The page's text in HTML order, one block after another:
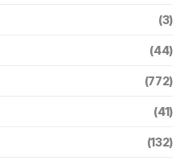
(3)
(44)
(772)
(41)
(132)